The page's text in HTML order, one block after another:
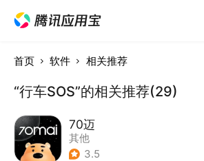
首页 软件 相关推荐
“行车SOS”的相关推荐(29)
70迈
其他
3.5